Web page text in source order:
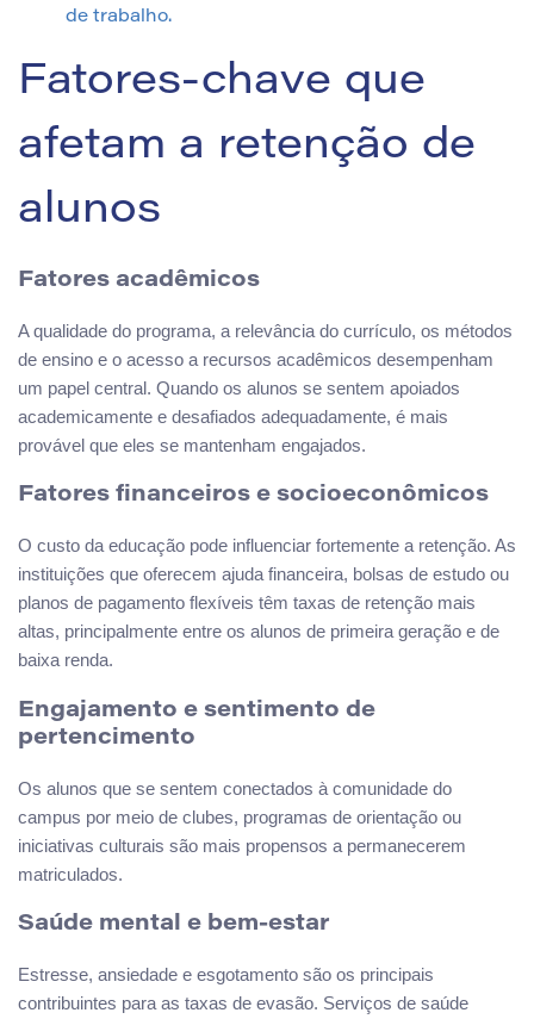
de trabalho.
Fatores-chave que
afetam a retenção de
alunos
Fatores acadêmicos
A qualidade do programa, a relevância do currículo, os métodos
de ensino e o acesso a recursos acadêmicos desempenham
um papel central. Quando os alunos se sentem apoiados
academicamente e desafiados adequadamente, é mais
provável que eles se mantenham engajados.
Fatores financeiros e socioeconômicos
O custo da educação pode influenciar fortemente a retenção. As
instituições que oferecem ajuda financeira, bolsas de estudo ou
planos de pagamento flexíveis têm taxas de retenção mais
altas, principalmente entre os alunos de primeira geração e de
baixa renda.
Engajamento e sentimento de
pertencimento
Os alunos que se sentem conectados à comunidade do
campus por meio de clubes, programas de orientação ou
iniciativas culturais são mais propensos a permanecerem
matriculados.
Saúde mental e bem-estar
Estresse, ansiedade e esgotamento são os principais
contribuintes para as taxas de evasão. Serviços de saúde